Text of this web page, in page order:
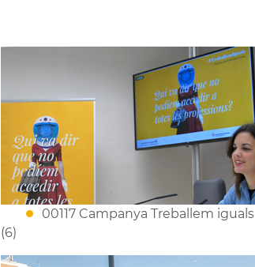
00117 Campanya Treballem iguals
(6)